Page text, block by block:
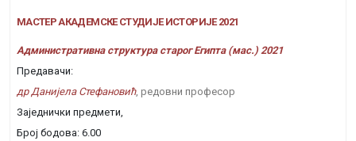
МАСТЕР АКАДЕМСКЕ СТУДИЈЕ ИСТОРИЈЕ 2021
Административна структура старог Египта (мас.) 2021
Предавачи:
др Данијела Стефановић, редовни професор
Заједнички предмети,
Број бодова: 6.00